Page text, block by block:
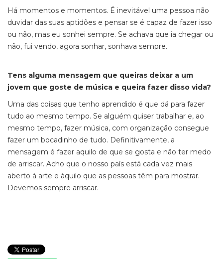
Há momentos e momentos. É inevitável uma pessoa não
duvidar das suas aptidões e pensar se é capaz de fazer isso
ou não, mas eu sonhei sempre. Se achava que ia chegar ou
não, fui vendo, agora sonhar, sonhava sempre.
Tens alguma mensagem que queiras deixar a um
jovem que goste de música e queira fazer disso vida?
Uma das coisas que tenho aprendido é que dá para fazer
tudo ao mesmo tempo. Se alguém quiser trabalhar e, ao
mesmo tempo, fazer música, com organização consegue
fazer um bocadinho de tudo. Definitivamente, a
mensagem é fazer aquilo de que se gosta e não ter medo
de arriscar. Acho que o nosso país está cada vez mais
aberto à arte e àquilo que as pessoas têm para mostrar.
Devemos sempre arriscar.